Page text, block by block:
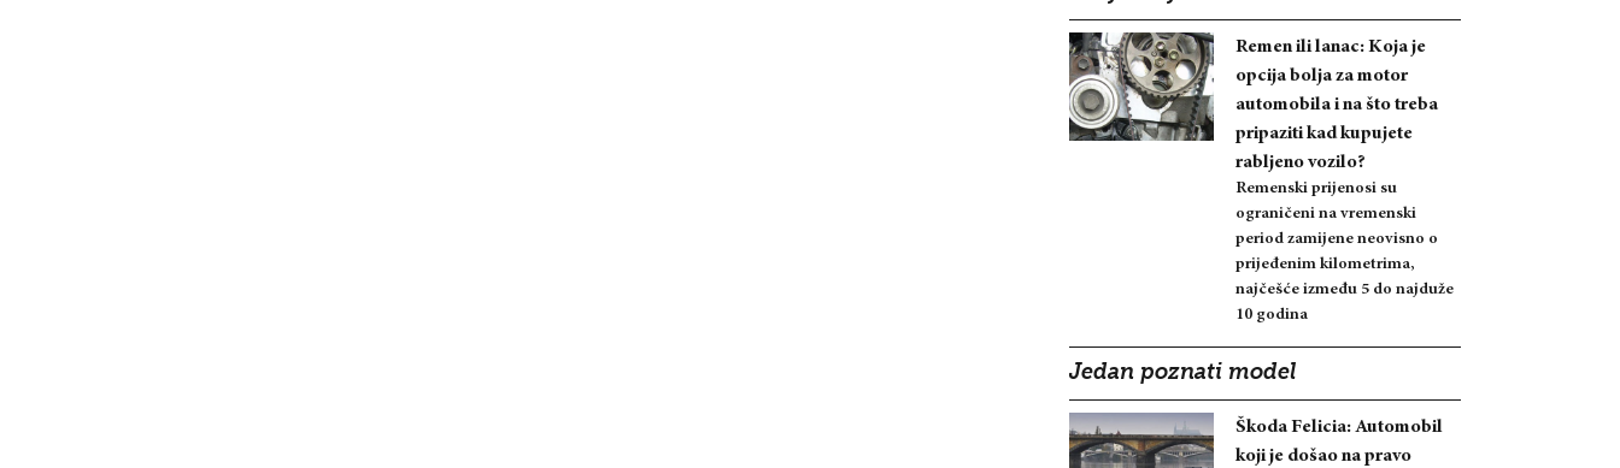
Remen ili lanac: Koja je
opcija bolja za motor
automobila i na što treba
pripaziti kad kupujete
rabljeno vozilo?
Remenski prijenosi su
ograničeni na vremenski
period zamijene neovisno o
prijeđenim kilometrima,
najčešće između 5 do najduže
10 godina
Jedan poznati model
Škoda Felicia: Automobil
koji je došao na pravo